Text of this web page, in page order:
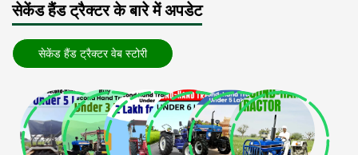
सेकेंड हैंड ट्रैक्टर के बारे में अपडेट
सेकेंड हैंड ट्रैक्टर वेब स्टोरी